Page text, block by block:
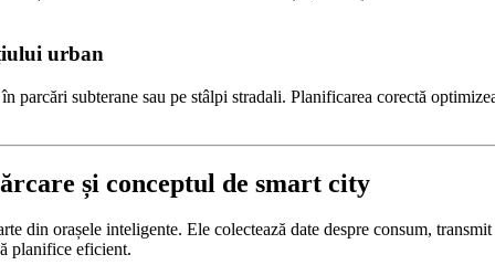
urban
parcări subterane sau pe stâlpi stradali. Planificarea corectă
și conceptul de smart city
din orașele inteligente. Ele colectează date despre consum,
planifice eficient.